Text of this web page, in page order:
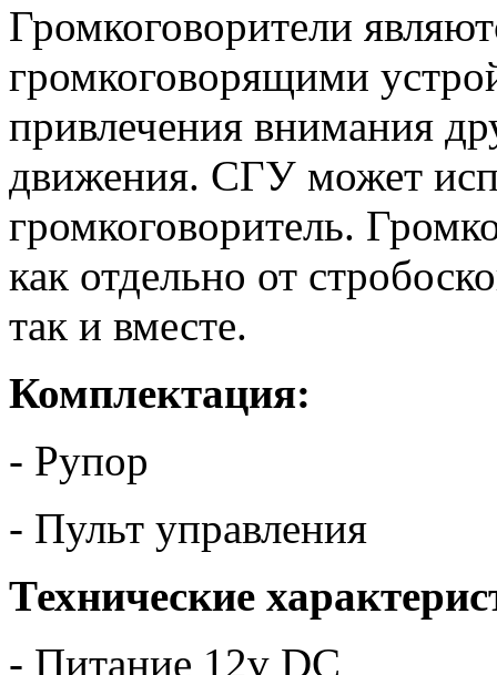
Громкоговорители
громкоговорящими
привлечения внимания
движения. СГУ может
громкоговоритель.
как отдельно от
так и вместе.
Комплектация:
- Рупор
- Пульт управления
Технические
- Питание 12v DC